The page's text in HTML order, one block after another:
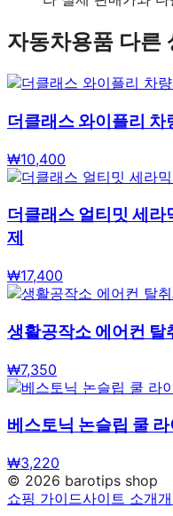
자동차용품 다른
더클래스 와이플리 차
₩10,400
더클래스 얼티밋 세라
제
₩17,400
생활공작소 에어컨 탈
₩7,350
베스토닉 논슬립 쿨
₩3,220
© 2026 barotips shop
쇼핑 가이드사이트 소개